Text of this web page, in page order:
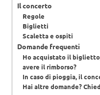
Il concerto
Regole
Biglietti
Scaletta e ospiti
Domande frequenti
Ho acquistato il
avere il rimborso?
In caso di pioggia, il
Hai altre domande?